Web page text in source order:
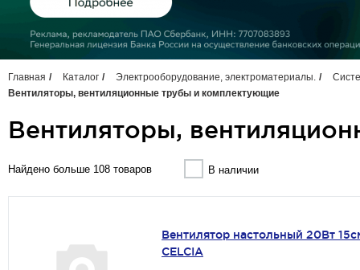
Главная Каталог Электрооборудование, электроматериалы.
Вентиляторы, вентиляционные трубы и комплектующие
Вентиляторы,
Найдено больше 108 товаров В наличии
Вентилятор настольный 20Вт
CELCIA